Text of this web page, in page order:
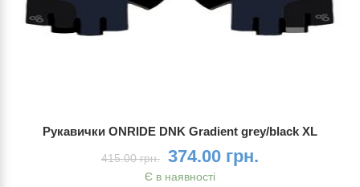
Рукавички ONRIDE DNK Gradient grey/black XL
415.00 грн. 374.00 грн.
Є в наявності